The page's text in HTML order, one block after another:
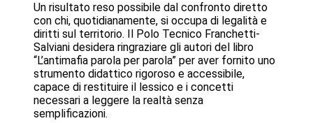
Un risultato reso possibile dal confronto diretto
con chi, quotidianamente, si occupa di legalità e
diritti sul territorio. Il Polo Tecnico Franchetti-
Salviani desidera ringraziare gli autori del libro
“L’antimafia parola per parola” per aver fornito uno
strumento didattico rigoroso e accessibile,
capace di restituire il lessico e i concetti
necessari a leggere la realtà senza
semplificazioni.